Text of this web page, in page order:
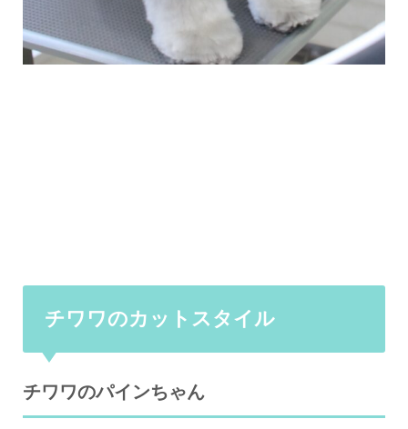
チワワのカットスタイル
チワワのパインちゃん